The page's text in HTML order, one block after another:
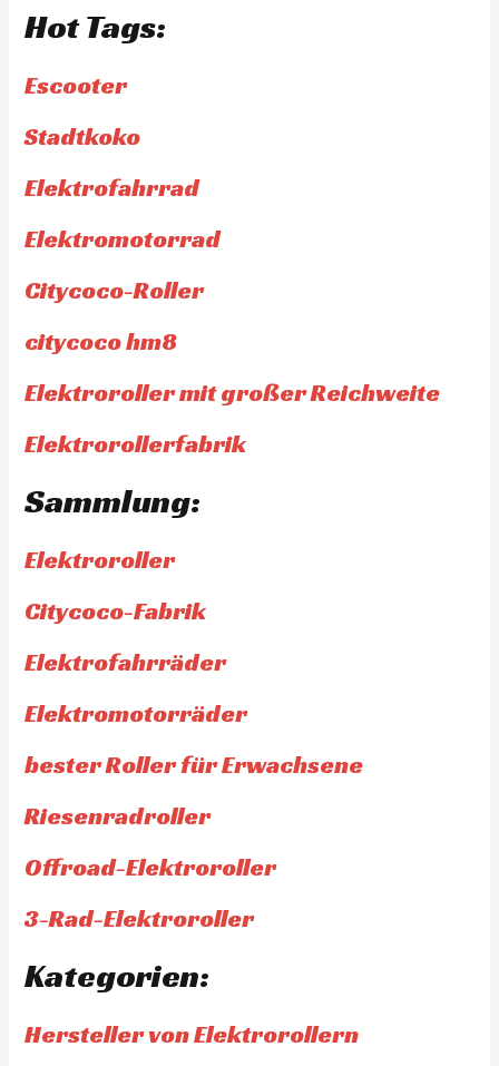
Hot Tags:
Escooter
Stadtkoko
Elektrofahrrad
Elektromotorrad
Citycoco-Roller
citycoco hm8
Elektroroller mit großer Reichweite
Elektrorollerfabrik
Sammlung:
Elektroroller
Citycoco-Fabrik
Elektrofahrräder
Elektromotorräder
bester Roller für Erwachsene
Riesenradroller
Offroad-Elektroroller
3-Rad-Elektroroller
Kategorien:
Hersteller von Elektrorollern